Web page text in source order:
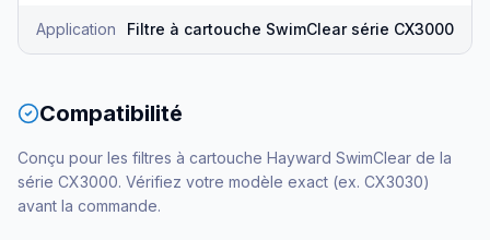
Application Filtre à cartouche SwimClear série CX3000
Compatibilité
Conçu pour les filtres à cartouche Hayward SwimClear de la
série CX3000. Vérifiez votre modèle exact (ex. CX3030)
avant la commande.